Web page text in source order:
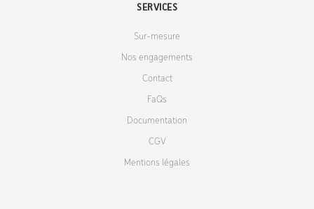
SERVICES
Sur-mesure
Nos engagements
Contact
FaQs
Documentation
CGV
Mentions légales